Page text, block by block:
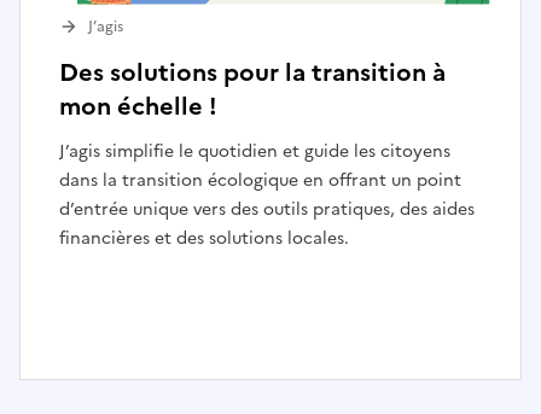
Des solutions pour la transition à
mon échelle !
J’agis simplifie le quotidien et guide les citoyens
dans la transition écologique en offrant un point
d’entrée unique vers des outils pratiques, des aides
financières et des solutions locales.
J’agis